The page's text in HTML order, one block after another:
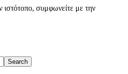
ιστότοπο, συμφωνείτε με την